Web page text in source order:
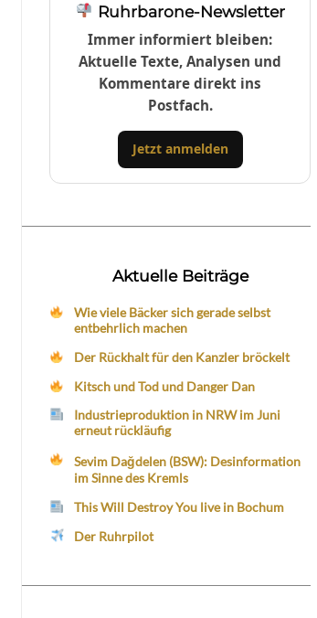
Ruhrbarone-Newsletter
Immer informiert bleiben:
Aktuelle Texte, Analysen und
Kommentare direkt ins
Postfach.
Jetzt anmelden
Aktuelle Beiträge
Wie viele Bäcker sich gerade selbst
entbehrlich machen
Der Rückhalt für den Kanzler bröckelt
Kitsch und Tod und Danger Dan
Industrieproduktion in NRW im Juni
erneut rückläufig
Sevim Dağdelen (BSW): Desinformation
im Sinne des Kremls
This Will Destroy You live in Bochum
Der Ruhrpilot